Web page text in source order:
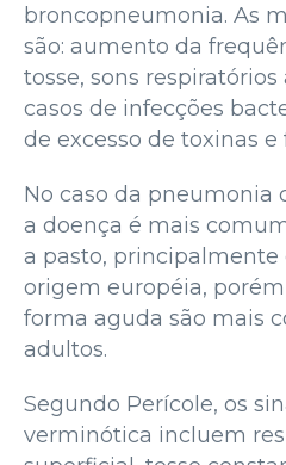
broncopneumonia. As
são: aumento da
tosse, sons
casos de infecções
de excesso de toxinas e
No caso da pneumonia
a doença é mais
a pasto, principalmente
origem européia,
forma aguda são mais
adultos.
Segundo Perícole, os
verminótica incluem